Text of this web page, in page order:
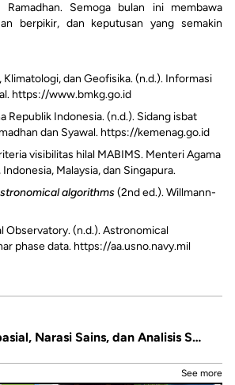
Ramadhan. Semoga bulan ini membawa
berpikir, dan keputusan yang semakin
dan Geofisika. (n.d.). Informasi
https://www.bmkg.go.id
Republik Indonesia. (n.d.). Sidang isbat
dan Syawal. https://kemenag.go.id
visibilitas hilal MABIMS. Menteri Agama
Malaysia, dan Singapura.
algorithms(2nd ed.). Willmann-
Observatory. (n.d.). Astronomical
phase data. https://aa.usno.navy.mil
Fragmentasi Spasial, Narasi Sains, dan Analisis Spasial Dunia Nyata: Belajar dari Hawkins dalam Stranger Things
See more